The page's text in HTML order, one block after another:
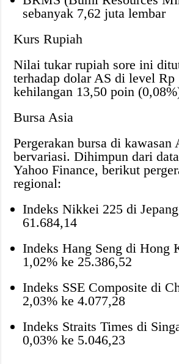
sebanyak 7,62 juta lembar
Kurs Rupiah
Nilai tukar rupiah sore ini
terhadap dolar AS di level Rp
kehilangan 13,50 poin
Bursa Asia
Pergerakan bursa di kawasan
bervariasi. Dihimpun dari
Yahoo Finance, berikut
regional:
Indeks Nikkei 225 di
61.684,14
Indeks Hang Seng di Hong
1,02% ke 25.386,52
Indeks SSE Composite di
2,03% ke 4.077,28
Indeks Straits Times di
0,03% ke 5.046,23